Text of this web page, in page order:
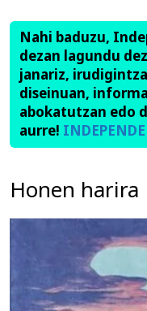
Nahi baduzu,
dezan lagundu
janariz,
diseinuan,
abokatutzan edo
aurre!
Honen harira